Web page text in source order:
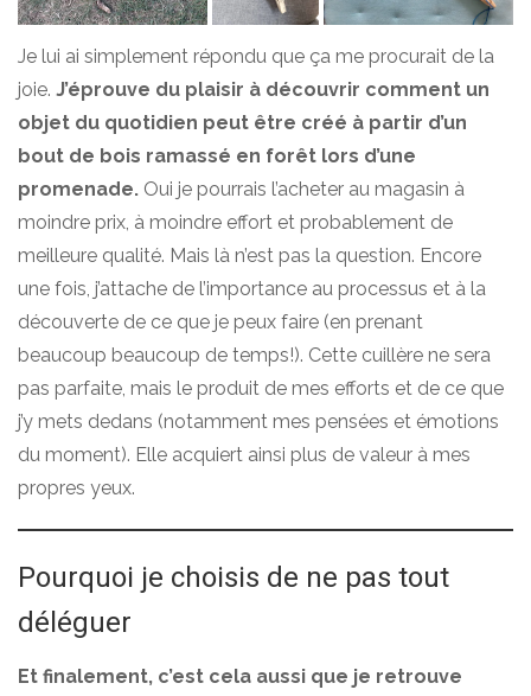
Je lui ai simplement répondu que ça me procurait de la
joie. J’éprouve du plaisir à découvrir comment un
objet du quotidien peut être créé à partir d’un
bout de bois ramassé en forêt lors d’une
promenade. Oui je pourrais l’acheter au magasin à
moindre prix, à moindre effort et probablement de
meilleure qualité. Mais là n’est pas la question. Encore
une fois, j’attache de l’importance au processus et à la
découverte de ce que je peux faire (en prenant
beaucoup beaucoup de temps!). Cette cuillère ne sera
pas parfaite, mais le produit de mes efforts et de ce que
j’y mets dedans (notamment mes pensées et émotions
du moment). Elle acquiert ainsi plus de valeur à mes
propres yeux.
Pourquoi je choisis de ne pas tout
déléguer
Et finalement, c’est cela aussi que je retrouve